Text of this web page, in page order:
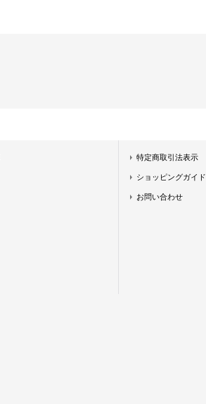
特定商取引法表示
ショッピングガイド
お問い合わせ